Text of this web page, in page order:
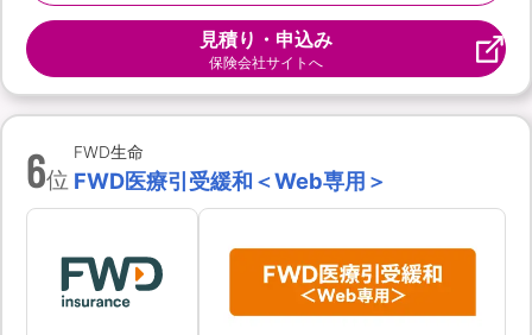
見積り・申込み
保険会社サイトへ
6位
FWD生命
FWD医療引受緩和＜Web専用＞